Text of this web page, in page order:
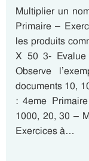
Multiplier un
Primaire –
les produits
X 50 3- Evalue
Observe
documents 10,
: 4eme
1000, 20, 30 –
Exercices à…